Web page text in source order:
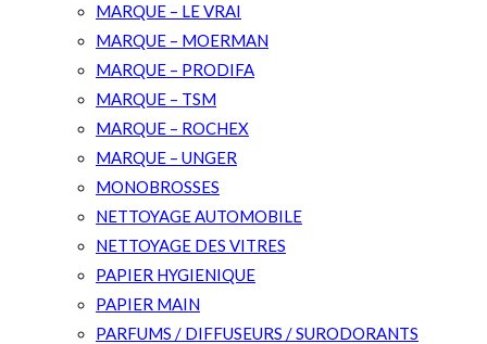
MARQUE – LE VRAI
MARQUE – MOERMAN
MARQUE – PRODIFA
MARQUE – TSM
MARQUE – ROCHEX
MARQUE – UNGER
MONOBROSSES
NETTOYAGE AUTOMOBILE
NETTOYAGE DES VITRES
PAPIER HYGIENIQUE
PAPIER MAIN
PARFUMS / DIFFUSEURS / SURODORANTS